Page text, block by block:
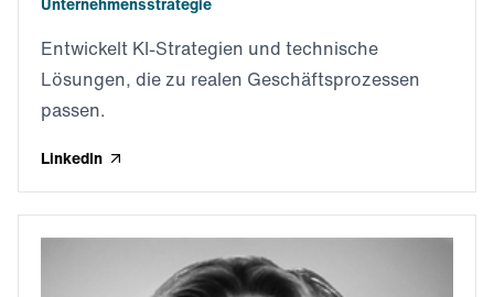
Entwickelt KI-Strategien und technische
Lösungen, die zu realen Geschäftsprozessen
passen.
LinkedIn